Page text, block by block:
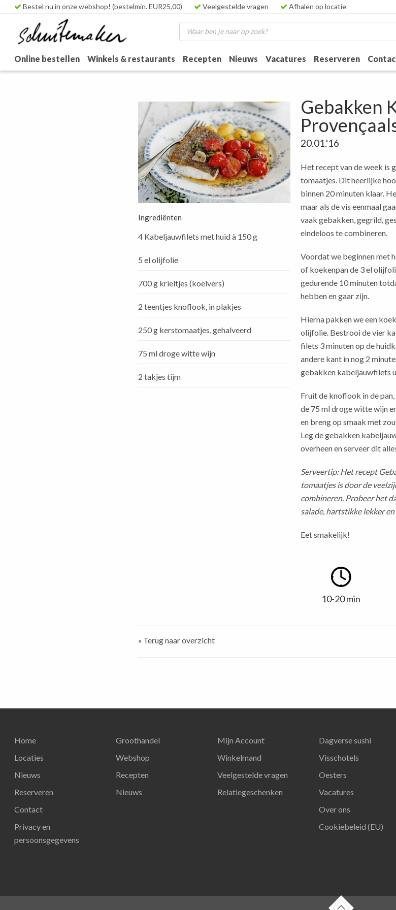
Bestel nu in onze webshop! (bestelmin. EUR25,00) Veelgestelde vragen Afhalen op locatie
Online bestellen Winkels & restaurants Recepten Nieuws Vacatures Reserveren
Ingrediënten
4 Kabeljauwfilets met huid à 150 g
5 el olijfolie
700 g krieltjes (koelvers)
2 teentjes knoflook, in plakjes
250 g kerstomaatjes, gehalveerd
75 ml droge witte wijn
2 takjes tijm
Gebakken
20.01.'16
Het recept van de week is
tomaatjes. Dit heerlijke
binnen 20 minuten klaar.
maar als de vis eenmaal
vaak gebakken, gegrild,
eindeloos te combineren.
Voordat we beginnen met
of koekenpan de 3 el
gedurende 10 minuten
hebben en gaar zijn.
Hierna pakken we een
olijfolie. Bestrooi de vier
filets 3 minuten op de
andere kant in nog 2
gebakken kabeljauwfilets
Fruit de knoflook in de
de 75 ml droge witte wijn
en breng op smaak met
Leg de gebakken
overheen en serveer dit
Serveertip: Het recept
tomaatjes is door de
combineren. Probeer het
salade, hartstikke lekker
Eet smakelijk!
10-20 min
« Terug naar overzicht
Home
Locaties
Nieuws
Reserveren
Contact
Privacy en
persoonsgegevens
Groothandel
Webshop
Recepten
Nieuws
Mijn Account
Winkelmand
Veelgestelde vragen
Relatiegeschenken
Dagverse sushi
Visschotels
Oesters
Vacatures
Over ons
Cookiebeleid (EU)